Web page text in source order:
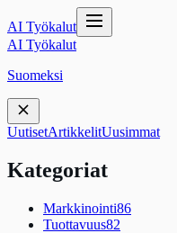
AI Työkalut
AI Työkalut
Suomeksi
UutisetArtikkelitUusimmat
Kategoriat
Markkinointi86
Tuottavuus82